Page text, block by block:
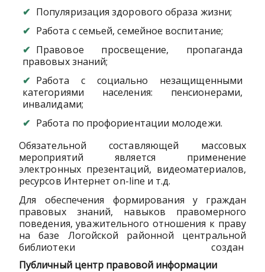
Популяризация здорового образа жизни;
Работа с семьей, семейное воспитание;
Правовое просвещение, пропаганда
правовых знаний;
Работа с социально незащищенными
категориями населения: пенсионерами,
инвалидами;
Работа по профориентации молодежи.
Обязательной составляющей массовых
мероприятий является применение
электронных презентаций, видеоматериалов,
ресурсов Интернет on-line и т.д.
Для обеспечения формирования у граждан
правовых знаний, навыков правомерного
поведения, уважительного отношения к праву
на базе Логойской районной центральной
библиотеки создан
Публичный центр правовой информации